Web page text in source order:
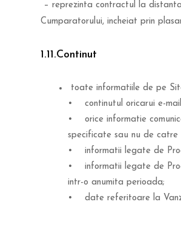
– reprezinta contractul la
Cumparatorului, incheiat prin
1.11.Continut
toate informatiile de pe
• continutul oricarui e-mail
• orice informatie
specificate sau nu de catre
• informatii legate de
• informatii legate de
intr-o anumita perioada;
• date referitoare la